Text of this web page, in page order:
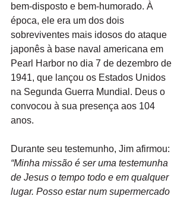
bem-disposto e bem-humorado. À
época, ele era um dos dois
sobreviventes mais idosos do ataque
japonês à base naval americana em
Pearl Harbor no dia 7 de dezembro de
1941, que lançou os Estados Unidos
na Segunda Guerra Mundial. Deus o
convocou à sua presença aos 104
anos.
Durante seu testemunho, Jim afirmou:
“Minha missão é ser uma testemunha
de Jesus o tempo todo e em qualquer
lugar. Posso estar num supermercado